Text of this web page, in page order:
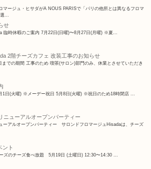
マージュ・ヒサダがA NOUS PARISで「パリの他所とは異なるフロマ
...
せ
臨時休暇のご案内 7月22日(日曜)〜8月27日(月曜) ※夏...
2階チーズカフェ 改装工事のお知らせ
での期間 工事のため 喫茶(サロン)部門のみ、休業とさせていただき
1日(火曜) ※メーデー祝日 5月8日(火曜) ※祝日のため18時閉店 ...
ニューアルオープンパーティー
ーアルオープンパーティー サロンドフロマージュHisadaは、チーズ
ント
ズのチーズ食べ放題 5月19日 (土曜日) 12:30〜14:30 ...